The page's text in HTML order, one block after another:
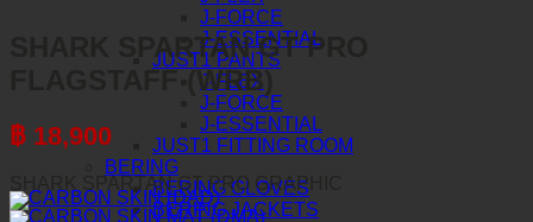
J-FORCE
J-ESSENTIAL
JUST1 PANTS
J-FLEX
J-FORCE
J-ESSENTIAL
JUST1 FITTING ROOM
BERING
BERING GLOVES
BERING JACKETS
SHARK SPARTAN GT PRO
FLAGSTAFF (WRB)
฿ 18,900
SHARK SPARTAN GT PRO GRAPHIC